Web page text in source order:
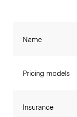
Name
Pricing models
Insurance